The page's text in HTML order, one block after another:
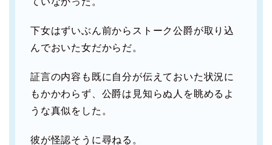
下女はずいぶん前からストーク公爵が取り込
んでおいた女だからだ。
証言の内容も既に自分が伝えておいた状況に
もかかわらず、公爵は見知らぬ人を眺めるよ
うな真似をした。
彼が怪認そうに尋ねる。